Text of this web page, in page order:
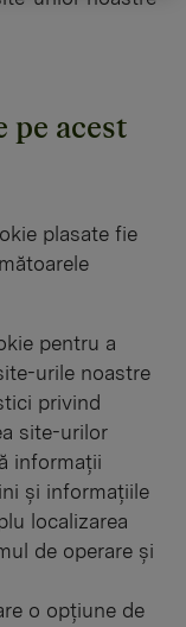
acest
plasate fie
pentru a
urile noastre
privind
site-urilor
informații
și informațiile
localizarea
de operare și
o opțiune de